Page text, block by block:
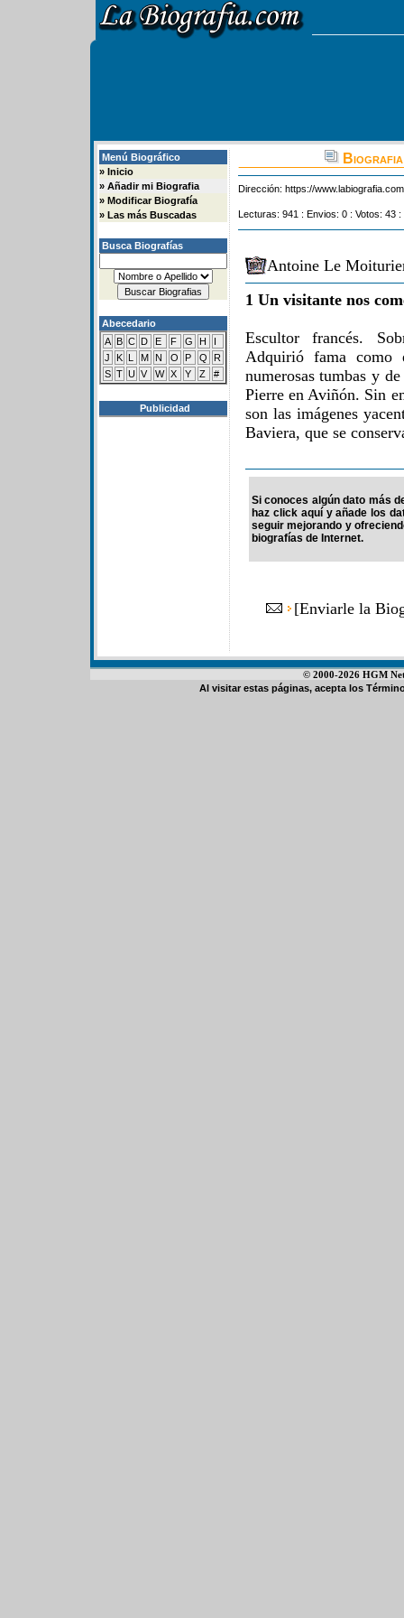
Menú Biográfico
» Inicio
» Añadir mi Biografia
» Modificar Biografía
» Las más Buscadas
Busca Biografías
Abecedario
A B C D E F G H
I
J
K L M N O P Q
R
S T U V W X Y Z #
Publicidad
Dirección: https://
Lecturas: 941 : Envios: 0 : Votos: 43
Antoine Le
1 Un visitante nos
Escultor francés.
Adquirió fama como
numerosas tumbas y
Pierre en Aviñón. Sin
son las imágenes
Baviera, que se
Si conoces algún dato más
haz click aquí y añade los
seguir mejorando y
biografías de Internet.
[Enviarle la
© 2000-2026 HGM
Al visitar estas páginas, acepta los